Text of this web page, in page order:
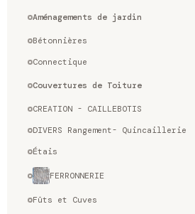
Aménagements de jardin
Bétonnières
Connectique
Couvertures de Toiture
CREATION - CAILLEBOTIS
DIVERS Rangement- Quincaillerie
Étais
FERRONNERIE
Fûts et Cuves